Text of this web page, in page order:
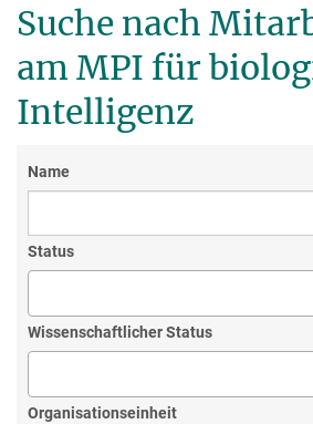
Suche nach
am MPI für
Intelligenz
Name
Status
Wissenschaftlicher Status
Organisationseinheit